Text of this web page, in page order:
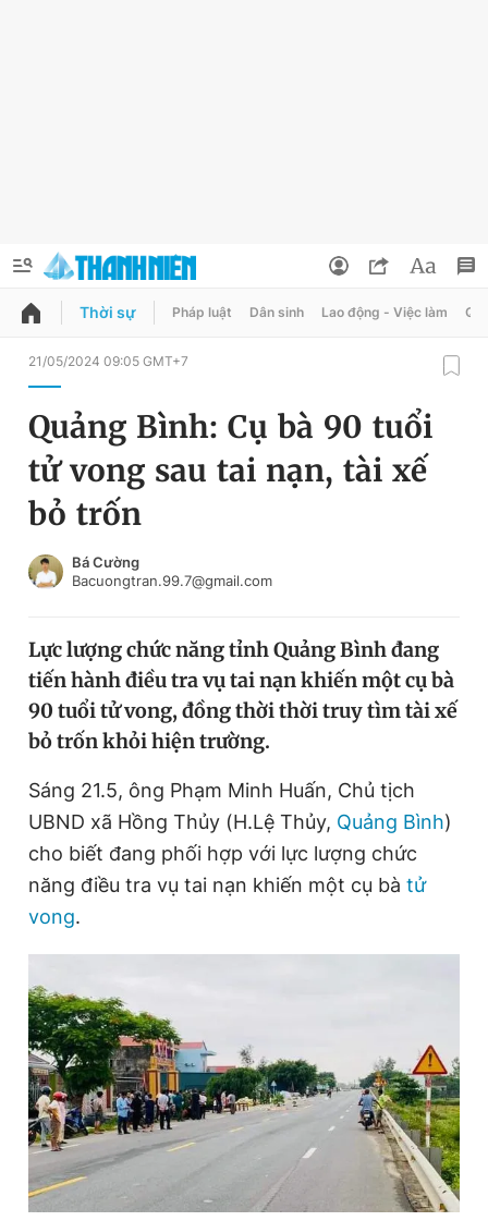
QUẢNG CÁO
Chuyên mục
Chuyên mục khác
Chào ngày mới
Video Magazine
Tiện ích Bạn cần biết
Thông tin tòa soạn Liên hệ quảng cáo
Đọc Thanh Niên trên điện thoại
Theo dõi báo trên
Đổi mật khẩu
Tin đã lưu
Đăng xuất
Thời sự Pháp luật Dân sinh Lao động - Việc làm
21/05/2024 09:05 GMT+7
Quảng Bình: Cụ bà 90 tuổi
tử vong sau tai nạn, tài xế
bỏ trốn
Bá Cường
Bacuongtran.99.7@gmail.com
Lực lượng chức năng tỉnh Quảng Bình đang
tiến hành điều tra vụ tai nạn khiến một cụ bà
90 tuổi tử vong, đồng thời thời truy tìm tài xế
bỏ trốn khỏi hiện trường.
Sáng 21.5, ông Phạm Minh Huấn, Chủ tịch
UBND xã Hồng Thủy (H.Lệ Thủy, Quảng Bình)
cho biết đang phối hợp với lực lượng chức
năng điều tra vụ tai nạn khiến một cụ bà tử
vong.